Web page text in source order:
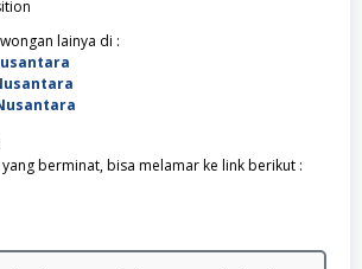
lainya di :
berminat, bisa melamar ke link berikut :